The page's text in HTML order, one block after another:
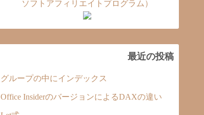
最近の投稿
グループの中にインデックス
Office InsiderのバージョンによるDAXの違い